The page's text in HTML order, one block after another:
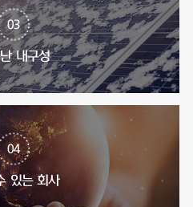
03
내구성
04
있는 회사